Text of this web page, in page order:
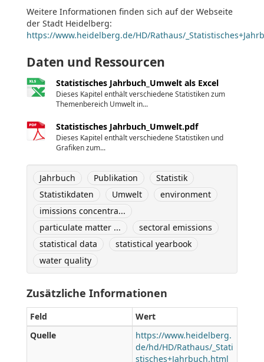
Weitere Informationen finden sich auf der Webseite
der Stadt Heidelberg:
https://www.heidelberg.de/HD/Rathaus/
Daten und Ressourcen
Statistisches Jahrbuch_Umwelt als Excel
Dieses Kapitel enthält verschiedene Statistiken zum
Themenbereich Umwelt in...
Statistisches Jahrbuch_Umwelt.pdf
Dieses Kapitel enthält verschiedene Statistiken und
Grafiken zum...
Jahrbuch Publikation
Statistik
Statistikdaten
Umwelt
environment
imissions concentra...
particulate matter ...
sectoral emissions
statistical data
statistical yearbook
water quality
Zusätzliche Informationen
Feld
Wert
Quelle
https://www.heidelberg.
de/hd/HD/Rathaus/_Stati
stisches+Jahrbuch.html